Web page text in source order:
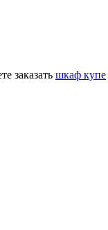
заказать шкаф купе